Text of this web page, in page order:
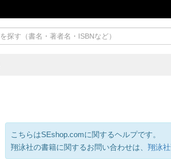
こちらはSEshop.comに関するヘルプです。
翔泳社の書籍に関するお問い合わせは、 翔泳